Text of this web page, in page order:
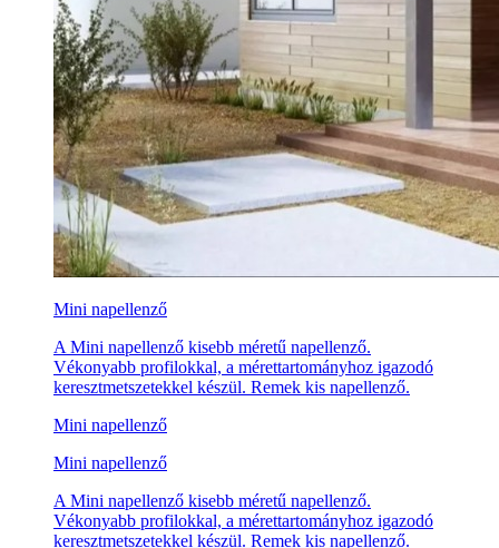
Mini napellenző
A Mini napellenző kisebb méretű napellenző.
Vékonyabb profilokkal, a mérettartományhoz igazodó
keresztmetszetekkel készül. Remek kis napellenző.
Mini napellenző
Mini napellenző
A Mini napellenző kisebb méretű napellenző.
Vékonyabb profilokkal, a mérettartományhoz igazodó
keresztmetszetekkel készül. Remek kis napellenző.